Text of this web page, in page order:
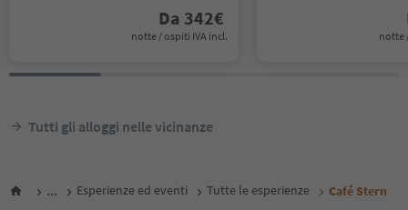
Da 342€
notte / ospiti IVA incl. notte
Tutti gli alloggi nelle vicinanze
... Esperienze ed eventi Tutte le esperienze Café Stern